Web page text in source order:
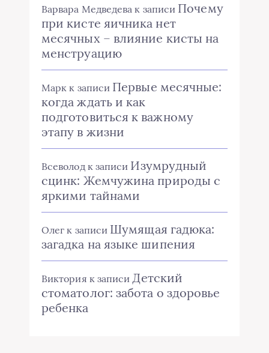
Варвара Медведева к записи Почему
при кисте яичника нет
месячных – влияние кисты на
менструацию
Марк к записи Первые месячные:
когда ждать и как
подготовиться к важному
этапу в жизни
Всеволодк записи Изумрудный
сцинк: Жемчужина природы с
яркими тайнами
Олег к записи Шумящая гадюка:
загадка на языке шипения
Виктория к записиДетский
стоматолог: забота о здоровье
ребенка